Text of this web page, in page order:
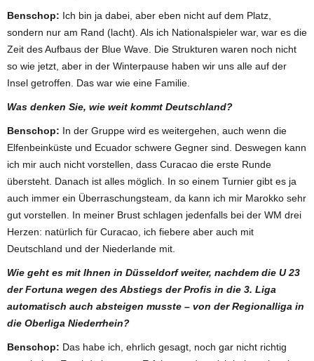
Benschop: Ich bin ja dabei, aber eben nicht auf dem Platz,
sondern nur am Rand (lacht). Als ich Nationalspieler war, war es die
Zeit des Aufbaus der Blue Wave. Die Strukturen waren noch nicht
so wie jetzt, aber in der Winterpause haben wir uns alle auf der
Insel getroffen. Das war wie eine Familie.
Was denken Sie, wie weit kommt Deutschland?
Benschop: In der Gruppe wird es weitergehen, auch wenn die
Elfenbeinküste und Ecuador schwere Gegner sind. Deswegen kann
ich mir auch nicht vorstellen, dass Curacao die erste Runde
übersteht. Danach ist alles möglich. In so einem Turnier gibt es ja
auch immer ein Überraschungsteam, da kann ich mir Marokko sehr
gut vorstellen. In meiner Brust schlagen jedenfalls bei der WM drei
Herzen: natürlich für Curacao, ich fiebere aber auch mit
Deutschland und der Niederlande mit.
Wie geht es mit Ihnen in Düsseldorf weiter, nachdem die U 23
der Fortuna wegen des Abstiegs der Profis in die 3. Liga
automatisch auch absteigen musste – von der Regionalliga in
die Oberliga Niederrhein?
Benschop: Das habe ich, ehrlich gesagt, noch gar nicht richtig